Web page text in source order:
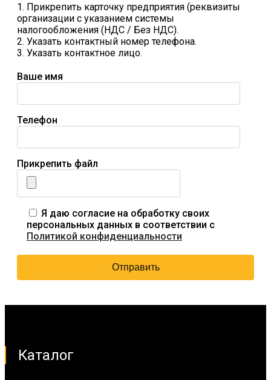
1. Прикрепить карточку предприятия (реквизиты
организации с указанием системы
налогообложения (НДС / Без НДС).
2. Указать контактный номер телефона.
3. Указать контактное лицо.
Ваше имя
Телефон
Прикрепить файл
Я даю согласие на обработку своих
персональных данных в соответствии с
Политикой конфиденциальности
Каталог